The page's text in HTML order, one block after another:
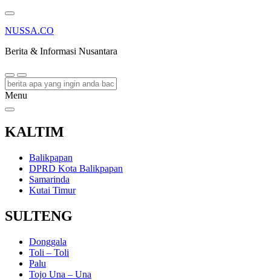
NUSSA.CO
Berita & Informasi Nusantara
Menu
KALTIM
Balikpapan
DPRD Kota Balikpapan
Samarinda
Kutai Timur
SULTENG
Donggala
Toli – Toli
Palu
Tojo Una – Una